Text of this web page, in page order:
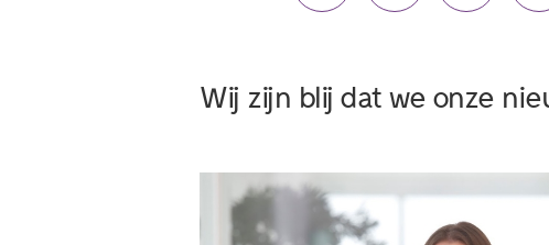
Wij zijn blij dat we onze